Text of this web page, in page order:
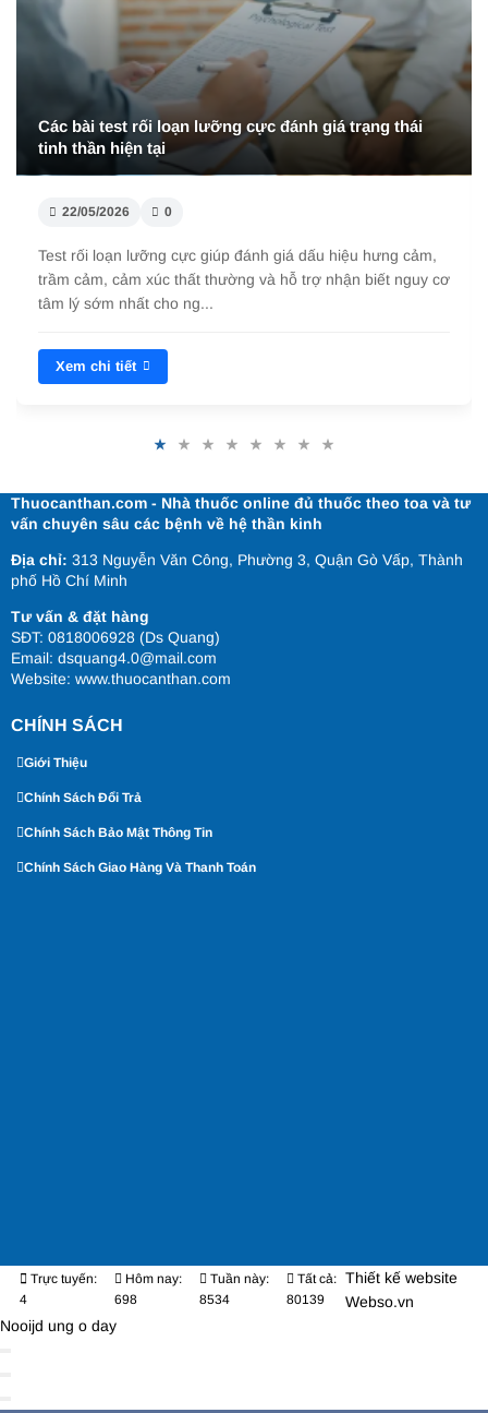
Các bài test rối loạn lưỡng cực đánh giá trạng thái
tinh thần hiện tại
22/05/2026 0
Test rối loạn lưỡng cực giúp đánh giá dấu hiệu hưng cảm,
trầm cảm, cảm xúc thất thường và hỗ trợ nhận biết nguy cơ
tâm lý sớm nhất cho ng...
Xem chi tiết
Thuocanthan.com - Nhà thuốc online đủ thuốc theo toa và tư
vấn chuyên sâu các bệnh về hệ thần kinh
Địa chỉ: 313 Nguyễn Văn Công, Phường 3, Quận Gò Vấp, Thành
phố Hồ Chí Minh
Tư vấn & đặt hàng
SĐT: 0818006928 (Ds Quang)
Email: dsquang4.0@mail.com
Website: www.thuocanthan.com
CHÍNH SÁCH
Giới Thiệu
Chính Sách Đổi Trả
Chính Sách Bảo Mật Thông Tin
Chính Sách Giao Hàng Và Thanh Toán
Trực tuyến:
4
Hôm nay:
698
Tuần này:
8534
Tất cả:
80139
Thiết kế website
Webso.vn
Nooijd ung o day